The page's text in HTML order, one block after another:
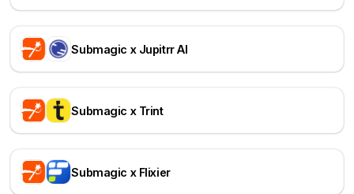
Submagic x Jupitrr AI
Submagic x Trint
Submagic x Flixier